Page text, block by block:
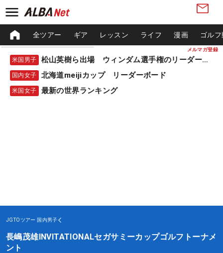
メルマガ登録
全ツアー ギア レッスン ライフ 漫画 ゴル
米国男子 松山英樹ら出場 ウィンダム選手権のリーダーボード
国内女子 北海道meijiカップ リーダーボード
米国女子 最新の世界ランキング
JGTOツアー 国内男子
長嶋茂雄INVITATIONALセガサミーカップゴルフトーナメ
ント